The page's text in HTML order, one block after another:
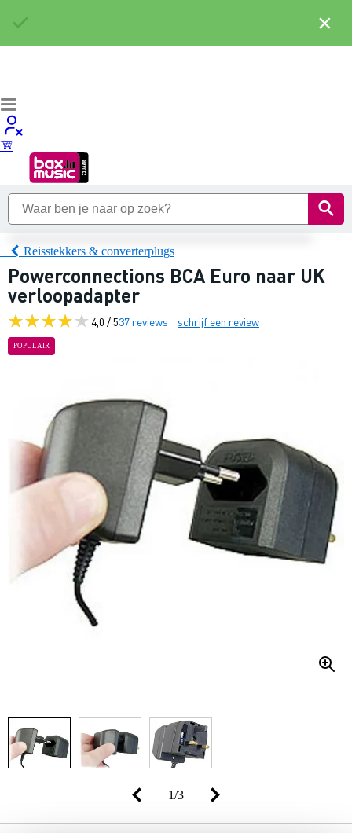
Reisstekkers & converterplugs
Powerconnections BCA Euro naar UK
verloopadapter
4,0 / 537 reviews schrijf een review
POPULAIR
1/3
×